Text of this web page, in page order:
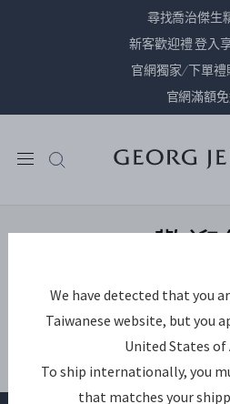
尋找喬治傑生
新客歡迎禮 登入
官網獨家/下單禮
官網滿額
歡迎
We have detected that you
Taiwanese website, but you
United States of
To ship internationally, you
that matches your